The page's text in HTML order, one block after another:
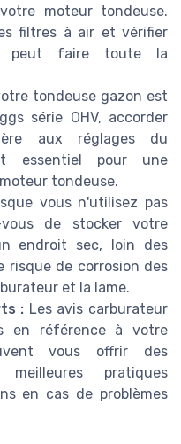
moteur tondeuse.
filtres à air et vérifier
peut faire toute la
tondeuse gazon est
série OHV, accorder
aux réglages du
essentiel pour une
tondeuse.
vous n'utilisez pas
de stocker votre
endroit sec, loin des
risque de corrosion des
et la lame.
: Les avis carburateur
en référence à votre
vous offrir des
pratiques
en cas de problèmes